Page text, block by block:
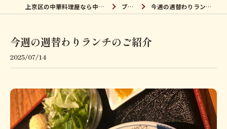
上京区の中華料理屋なら中国酒家 西香 ブログ 今週の週替わりランチのご紹介
今週の週替わりランチのご紹介
2025/07/14